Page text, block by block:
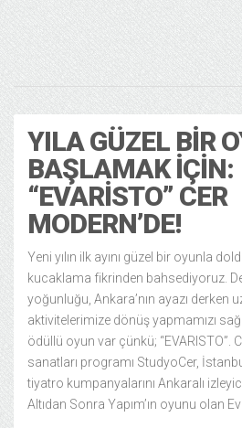
YILA GÜZEL BIR
BAŞLAMAK İÇIN:
“EVARISTO” CER
MODERN’DE!
Yeni yılın ilk ayını güzel bir oyunla
kucaklama fikrinden bahsediyoruz.
yoğunluğu, Ankara’nın ayazı derken
aktivitelerimize dönüş yapmamızı
ödüllü oyun var çünkü; “EVARISTO”.
sanatları programı StudyoCer,
tiyatro kumpanyalarını Ankaralı
Altıdan Sonra Yapım’ın oyunu olan